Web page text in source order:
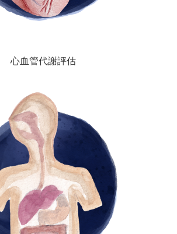
心血管代謝評估